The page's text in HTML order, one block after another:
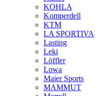
KOHLA
Komperdell
KTM
LA SPORTIVA
Lasting
Leki
Löffler
Lowa
Maier Sports
MAMMUT